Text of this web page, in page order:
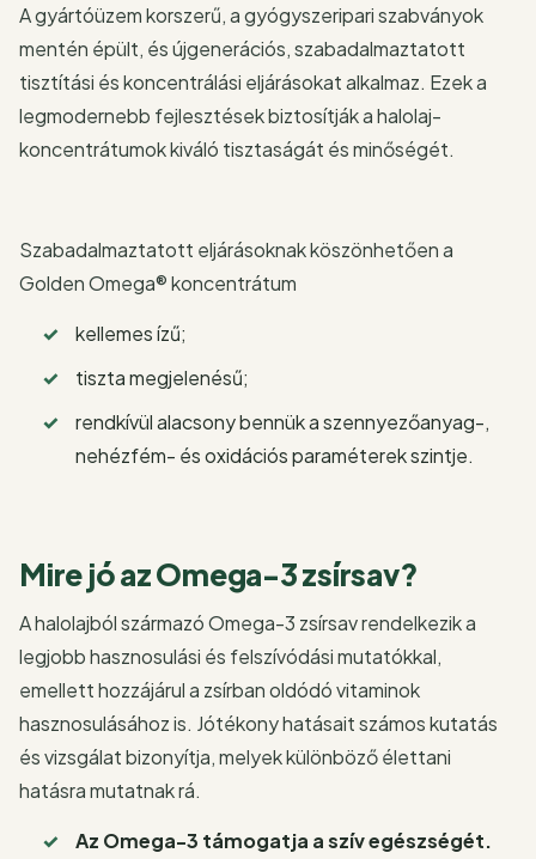
A gyártóüzem korszerű, a gyógyszeripari szabványok
mentén épült, és újgenerációs, szabadalmaztatott
tisztítási és koncentrálási eljárásokat alkalmaz. Ezek a
legmodernebb fejlesztések biztosítják a halolaj-
koncentrátumok kiváló tisztaságát és minőségét.
Szabadalmaztatott eljárásoknak köszönhetően a
Golden Omega® koncentrátum
kellemes ízű;
tiszta megjelenésű;
rendkívül alacsony bennük a szennyezőanyag-,
nehézfém- és oxidációs paraméterek szintje.
Mire jó az Omega-3 zsírsav?
A halolajból származó Omega-3 zsírsav rendelkezik a
legjobb hasznosulási és felszívódási mutatókkal,
emellett hozzájárul a zsírban oldódó vitaminok
hasznosulásához is. Jótékony hatásait számos kutatás
és vizsgálat bizonyítja, melyek különböző élettani
hatásra mutatnak rá.
Az Omega-3 támogatja a szív egészségét.